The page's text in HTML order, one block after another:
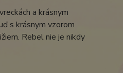
a krásnym
s krásnym vzorom
Rebel nie je nikdy